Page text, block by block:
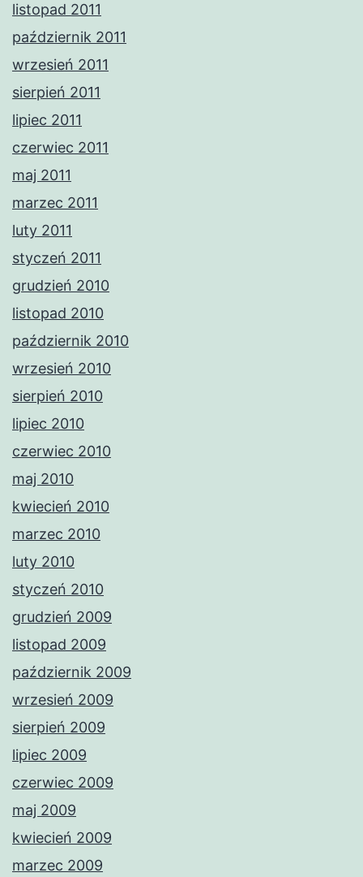
listopad 2011
październik 2011
wrzesień 2011
sierpień 2011
lipiec 2011
czerwiec 2011
maj 2011
marzec 2011
luty 2011
styczeń 2011
grudzień 2010
listopad 2010
październik 2010
wrzesień 2010
sierpień 2010
lipiec 2010
czerwiec 2010
maj 2010
kwiecień 2010
marzec 2010
luty 2010
styczeń 2010
grudzień 2009
listopad 2009
październik 2009
wrzesień 2009
sierpień 2009
lipiec 2009
czerwiec 2009
maj 2009
kwiecień 2009
marzec 2009